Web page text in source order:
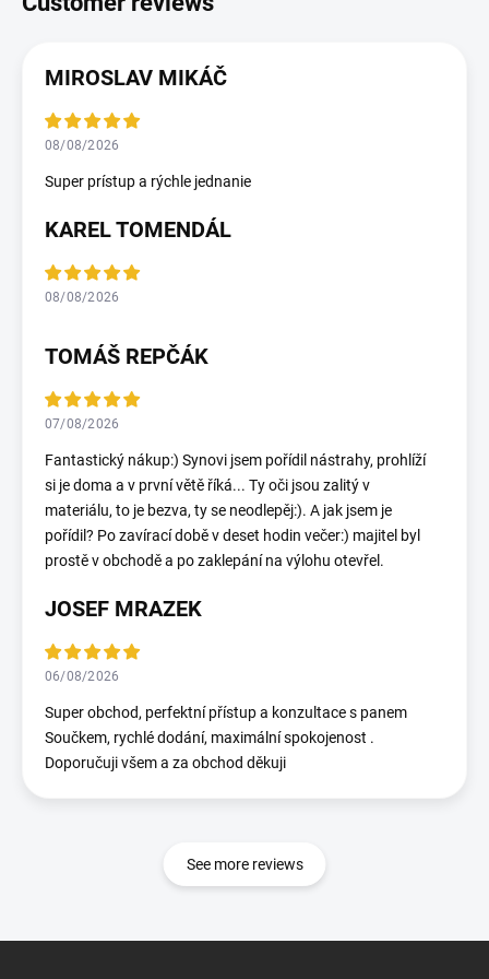
MIROSLAV MIKÁČ
08/08/2026
Super prístup a rýchle jednanie
KAREL TOMENDÁL
08/08/2026
TOMÁŠ REPČÁK
07/08/2026
Fantastický nákup:) Synovi jsem pořídil nástrahy, prohlíží
si je doma a v první větě říká... Ty oči jsou zalitý v
materiálu, to je bezva, ty se neodlepěj:). A jak jsem je
pořídil? Po zavírací době v deset hodin večer:) majitel byl
prostě v obchodě a po zaklepání na výlohu otevřel.
JOSEF MRAZEK
06/08/2026
Super obchod, perfektní přístup a konzultace s panem
Součkem, rychlé dodání, maximální spokojenost .
Doporučuji všem a za obchod děkuji
See more reviews